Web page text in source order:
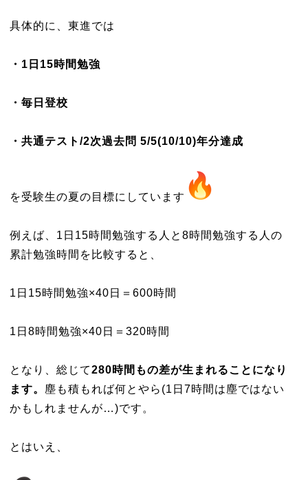
具体的に、東進では
・1日15時間勉強
・毎日登校
・共通テスト/2次過去問 5/5(10/10)年分達成
を受験生の夏の目標にしています
例えば、1日15時間勉強する人と8時間勉強する人の
累計勉強時間を比較すると、
1日15時間勉強×40日＝600時間
1日8時間勉強×40日＝320時間
となり、総じて280時間もの差が生まれることになり
ます。 塵も積もれば何とやら(1日7時間は塵ではない
かもしれませんが…)です。
とはいえ、